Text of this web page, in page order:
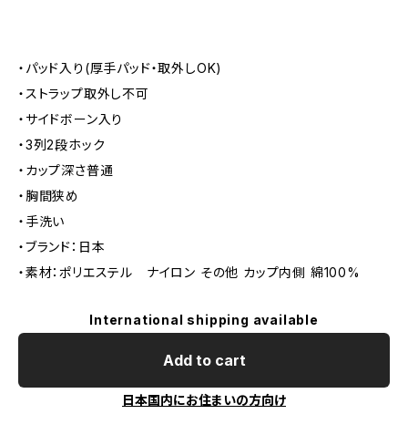
・パッド入り(厚手パッド・取外しOK)
・ストラップ取外し不可
・サイドボーン入り
・3列2段ホック
・カップ深さ普通
・胸間狭め
・手洗い
・ブランド：日本
・素材：ポリエステル ナイロン その他 カップ内側 綿100%
International shipping available
Add to cart
日本国内にお住まいの方向け